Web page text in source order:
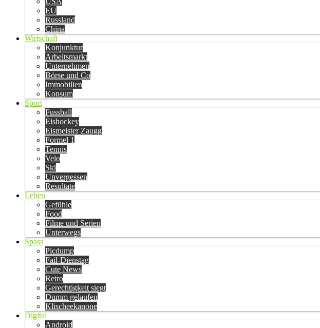
EU
Russland
China
Wirtschaft
Konjunktur
Arbeitsmarkt
Unternehmen
Börse und Co
Immobilien
Konsum
Sport
Fussball
Eishockey
Eismeister Zaugg
Formel 1
Tennis
Velo
Ski
Unvergessen
Resultate
Leben
Gefühle
Food
Filme und Serien
Unterwegs
Spass
Picdump
Fail-Dienstag
Cute News
Retro
Gerechtigkeit siegt
Dumm gelaufen
Klischeekanone
Digital
Android